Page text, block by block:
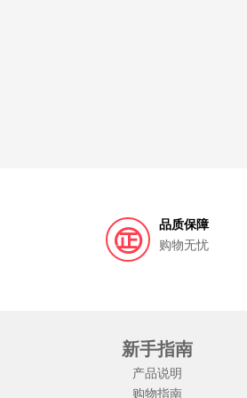
品质保障
购物无忧
新手指南
产品说明
购物指南